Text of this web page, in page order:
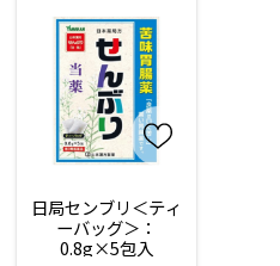
日局センブリ＜ティ
ーバッグ＞：
0.8g×5包入